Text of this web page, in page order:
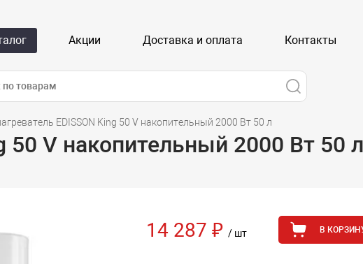
Акции Доставка и оплата Контакты
EDISSON King 50 V накопительный 2000 Вт 50 л
50 V накопительный 2000 Вт 50 л
14 287 ₽ / шт В